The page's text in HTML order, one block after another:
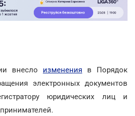
внесло изменения в Порядок
электронных документов
юридических лиц и